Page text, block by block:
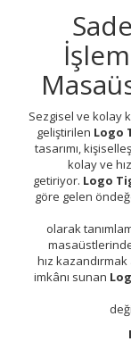
Sezgisel ve kolay
geliştirilen Logo
tasarımı,
kolay ve
getiriyor. Logo
göre gelen
olarak
hız
imkânı sunan